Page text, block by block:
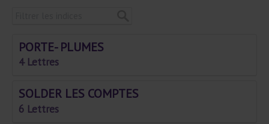
PORTE- PLUMES
4 Lettres
SOLDER LES COMPTES
6 Lettres